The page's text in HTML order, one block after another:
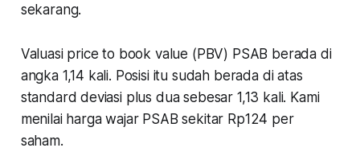
sekarang.
Valuasi price to book value (PBV) PSAB berada di
angka 1,14 kali. Posisi itu sudah berada di atas
standard deviasi plus dua sebesar 1,13 kali. Kami
menilai harga wajar PSAB sekitar Rp124 per
saham.